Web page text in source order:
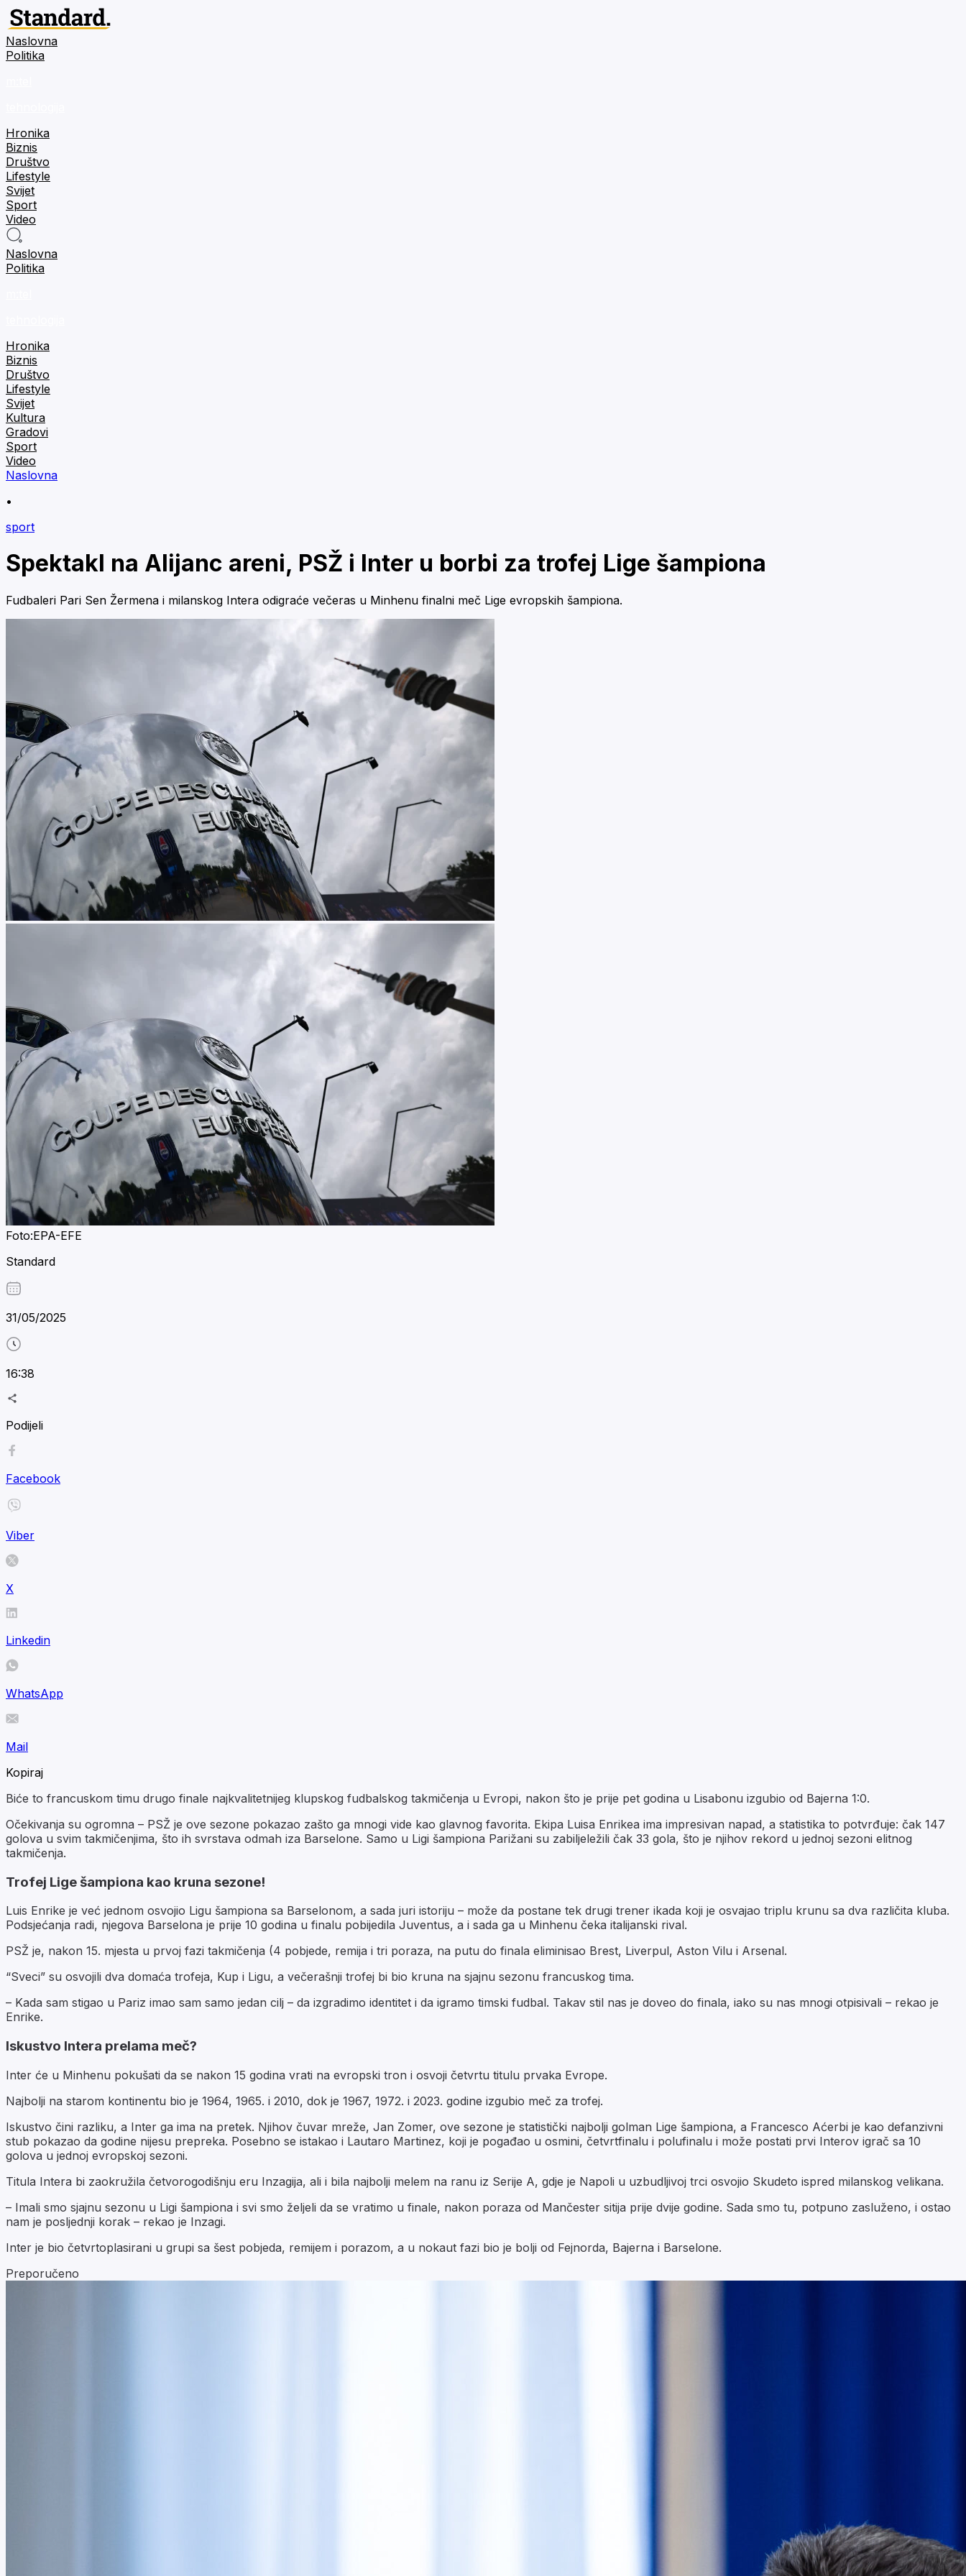
Naslovna
Politika
Hronika
Biznis
Društvo
Lifestyle
Svijet
Sport
Video
Naslovna
Politika
Hronika
Biznis
Društvo
Lifestyle
Svijet
Kultura
Gradovi
Sport
Video
Naslovna
•
sport
Spektakl na Alijanc areni, PSŽ i Inter u borbi za trofej Lige šampiona
Fudbaleri Pari Sen Žermena i milanskog Intera odigraće večeras u Minhenu finalni meč Lige evropskih šampiona.
Foto:EPA-EFE
Standard
31/05/2025
16:38
Podijeli
Facebook
Viber
X
Linkedin
WhatsApp
Mail
Kopiraj
Biće to francuskom timu drugo finale najkvalitetnijeg klupskog fudbalskog takmičenja u Evropi, nakon što je prije pet godina u Lisabonu izgubio od Bajerna 1:0.
Očekivanja su ogromna – PSŽ je ove sezone pokazao zašto ga mnogi vide kao glavnog favorita. Ekipa Luisa Enrikea ima impresivan napad, a statistika to potvrđuje: čak 147
golova u svim takmičenjima, što ih svrstava odmah iza Barselone. Samo u Ligi šampiona Parižani su zabiljeležili čak 33 gola, što je njihov rekord u jednoj sezoni elitnog
takmičenja.
Trofej Lige šampiona kao kruna sezone!
Luis Enrike je već jednom osvojio Ligu šampiona sa Barselonom, a sada juri istoriju – može da postane tek drugi trener ikada koji je osvajao triplu krunu sa dva različita kluba.
Podsjećanja radi, njegova Barselona je prije 10 godina u finalu pobijedila Juventus, a i sada ga u Minhenu čeka italijanski rival.
PSŽ je, nakon 15. mjesta u prvoj fazi takmičenja (4 pobjede, remija i tri poraza, na putu do finala eliminisao Brest, Liverpul, Aston Vilu i Arsenal.
“Sveci” su osvojili dva domaća trofeja, Kup i Ligu, a večerašnji trofej bi bio kruna na sjajnu sezonu francuskog tima.
– Kada sam stigao u Pariz imao sam samo jedan cilj – da izgradimo identitet i da igramo timski fudbal. Takav stil nas je doveo do finala, iako su nas mnogi otpisivali – rekao je
Enrike.
Iskustvo Intera prelama meč?
Inter će u Minhenu pokušati da se nakon 15 godina vrati na evropski tron i osvoji četvrtu titulu prvaka Evrope.
Najbolji na starom kontinentu bio je 1964, 1965. i 2010, dok je 1967, 1972. i 2023. godine izgubio meč za trofej.
Iskustvo čini razliku, a Inter ga ima na pretek. Njihov čuvar mreže, Jan Zomer, ove sezone je statistički najbolji golman Lige šampiona, a Francesco Aćerbi je kao defanzivni
stub pokazao da godine nijesu prepreka. Posebno se istakao i Lautaro Martinez, koji je pogađao u osmini, četvrtfinalu i polufinalu i može postati prvi Interov igrač sa 10
golova u jednoj evropskoj sezoni.
Titula Intera bi zaokružila četvorogodišnju eru Inzagija, ali i bila najbolji melem na ranu iz Serije A, gdje je Napoli u uzbudljivoj trci osvojio Skudeto ispred milanskog velikana.
– Imali smo sjajnu sezonu u Ligi šampiona i svi smo željeli da se vratimo u finale, nakon poraza od Mančester sitija prije dvije godine. Sada smo tu, potpuno zasluženo, i ostao
nam je posljednji korak – rekao je Inzagi.
Inter je bio četvrtoplasirani u grupi sa šest pobjeda, remijem i porazom, a u nokaut fazi bio je bolji od Fejnorda, Bajerna i Barselone.
Preporučeno